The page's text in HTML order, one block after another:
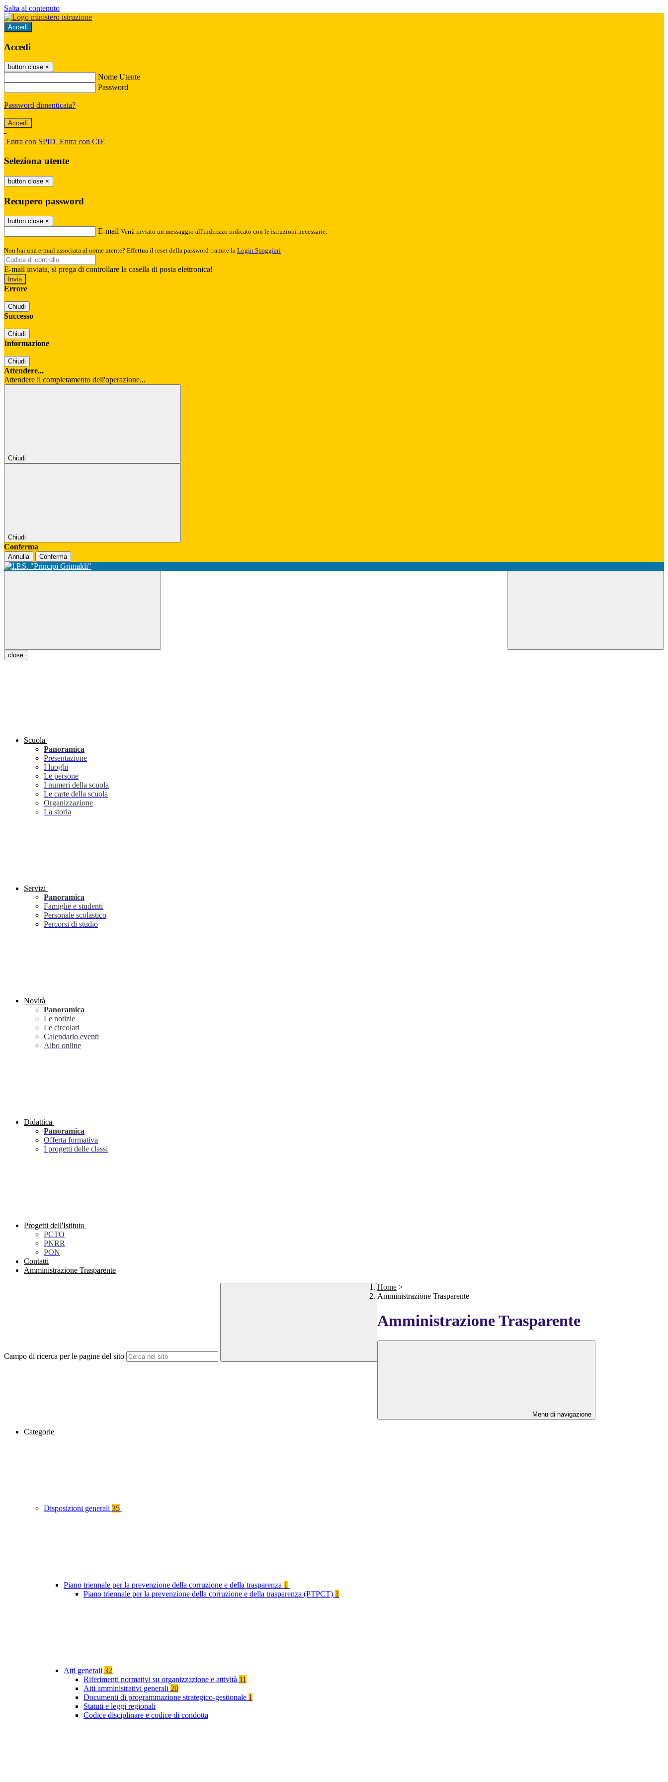
Salta al contenuto
Accedi
Accedi
button close ×
Nome Utente
Password
Password dimenticata?
-
Entra con SPID Entra con CIE
Seleziona utente
button close ×
Recupero password
button close ×
E-mail Verrà inviato un messaggio all'indirizzo indicato con le istruzioni necessarie.
Non hai una e-mail associata al nome utente? Effettua il reset della password tramite la Login Spaggiari
E-mail inviata, si prega di controllare la casella di posta elettronica!
Errore
Chiudi
Successo
Chiudi
Informazione
Chiudi
Attendere...
Attendere il completamento dell'operazione...
Chiudi
Chiudi
Conferma
Annulla Conferma
close
Scuola
Panoramica
Presentazione
I luoghi
Le persone
I numeri della scuola
Le carte della scuola
Organizzazione
La storia
Servizi
Panoramica
Famiglie e studenti
Personale scolastico
Percorsi di studio
Novità
Panoramica
Le notizie
Le circolari
Calendario eventi
Albo online
Didattica
Panoramica
Offerta formativa
I progetti delle classi
Progetti dell'Istituto
PCTO
PNRR
PON
Contatti
Amministrazione Trasparente
Campo di ricerca per le pagine del sito
Home >
Amministrazione Trasparente
Amministrazione Trasparente
Menu di navigazione
Categorie
Disposizioni generali 35
Piano triennale per la prevenzione della corruzione e della trasparenza 1
Piano triennale per la prevenzione della corruzione e della trasparenza (PTPCT) 1
Atti generali 32
Riferimenti normativi su organizzazione e attività 11
Atti amministrativi generali 20
Documenti di programmazione strategico-gestionale 1
Statuti e leggi regionali
Codice disciplinare e codice di condotta